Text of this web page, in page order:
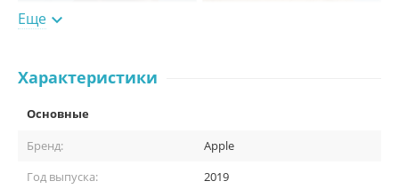
Экран Pro Super Retina
XDR.
Еще 
Характеристики
Основные
Бренд:
Apple
Год выпуска:
2019